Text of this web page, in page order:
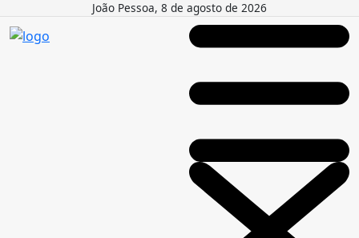
João Pessoa, 8 de agosto de 2026